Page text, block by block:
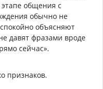
общения с
обычно не
объясняют
давят фразами вроде
сейчас».
признаков.